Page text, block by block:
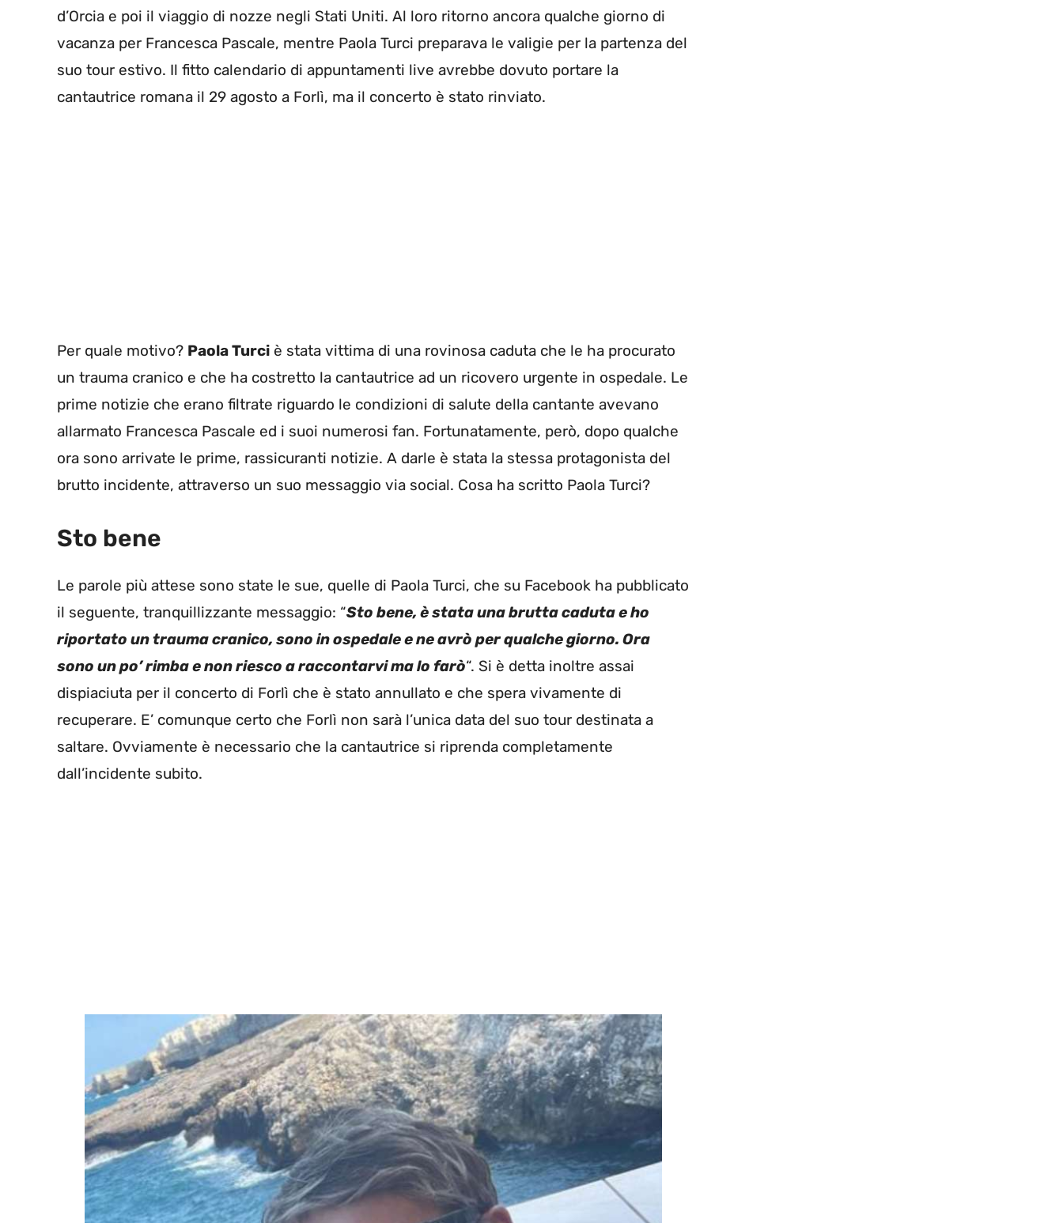
d’Orcia e poi il viaggio di nozze negli Stati Uniti. Al loro ritorno ancora qualche giorno di
vacanza per Francesca Pascale, mentre Paola Turci preparava le valigie per la partenza del
suo tour estivo. Il fitto calendario di appuntamenti live avrebbe dovuto portare la
cantautrice romana il 29 agosto a Forlì, ma il concerto è stato rinviato.
Per quale motivo? Paola Turci è stata vittima di una rovinosa caduta che le ha procurato
un trauma cranico e che ha costretto la cantautrice ad un ricovero urgente in ospedale. Le
prime notizie che erano filtrate riguardo le condizioni di salute della cantante avevano
allarmato Francesca Pascale ed i suoi numerosi fan. Fortunatamente, però, dopo qualche
ora sono arrivate le prime, rassicuranti notizie. A darle è stata la stessa protagonista del
brutto incidente, attraverso un suo messaggio via social. Cosa ha scritto Paola Turci?
Sto bene
Le parole più attese sono state le sue, quelle di Paola Turci, che su Facebook ha pubblicato
il seguente, tranquillizzante messaggio: “Sto bene, è stata una brutta caduta e ho
riportato un trauma cranico, sono in ospedale e ne avrò per qualche giorno. Ora
sono un po’ rimba e non riesco a raccontarvi ma lo farò“. Si è detta inoltre assai
dispiaciuta per il concerto di Forlì che è stato annullato e che spera vivamente di
recuperare. E’ comunque certo che Forlì non sarà l’unica data del suo tour destinata a
saltare. Ovviamente è necessario che la cantautrice si riprenda completamente
dall’incidente subito.